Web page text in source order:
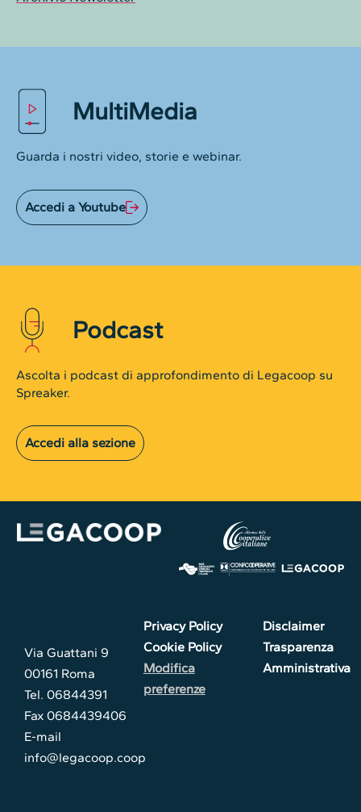
MultiMedia
Guarda i nostri video, storie e webinar.
Accedi a Youtube
Podcast
Ascolta i podcast di approfondimento di Legacoop su
Spreaker.
Accedi alla sezione
Via Guattani 9
00161 Roma
Tel. 06844391
Fax 0684439406
E-mail
info@legacoop.coop
Privacy Policy
Cookie Policy
Modifica
preferenze
Disclaimer
Trasparenza
Amministrativa